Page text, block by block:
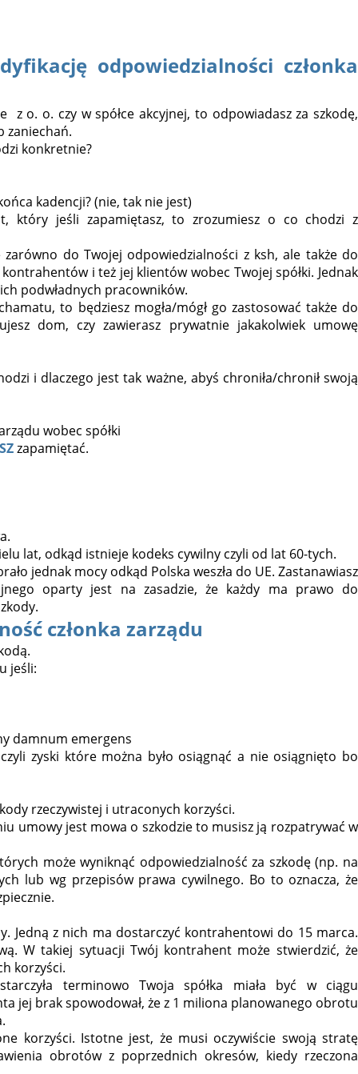
odpowiedzialności członka
z o. o. czy w spółce akcyjnej, to odpowiadasz za szkodę,
zaniechań.
konkretnie?
kadencji? (nie, tak nie jest)
który jeśli zapamiętasz, to zrozumiesz o co chodzi z
do Twojej odpowiedzialności z ksh, ale także do
i też jej klientów wobec Twojej spółki. Jednak
podwładnych pracowników.
to będziesz mogła/mógł go zastosować także do
dom, czy zawierasz prywatnie jakakolwiek umowę
i dlaczego jest tak ważne, abyś chroniła/chronił swoją
zapamiętać.
lat, odkąd istnieje kodeks cywilny czyli od lat 60-tych.
jednak mocy odkąd Polska weszła do UE. Zastanawiasz
oparty jest na zasadzie, że każdy ma prawo do
członka zarządu
jeśli:
damnum emergens
zyski które można było osiągnąć a nie osiągnięto bo
rzeczywistej i utraconych korzyści.
umowy jest mowa o szkodzie to musisz ją rozpatrywać w
może wyniknąć odpowiedzialność za szkodę (np. na
lub wg przepisów prawa cywilnego. Bo to oznacza, że
Jedną z nich ma dostarczyć kontrahentowi do 15 marca.
W takiej sytuacji Twój kontrahent może stwierdzić, że
korzyści.
terminowo Twoja spółka miała być w ciągu
jej brak spowodował, że z 1 miliona planowanego obrotu
korzyści. Istotne jest, że musi oczywiście swoją stratę
obrotów z poprzednich okresów, kiedy rzeczona